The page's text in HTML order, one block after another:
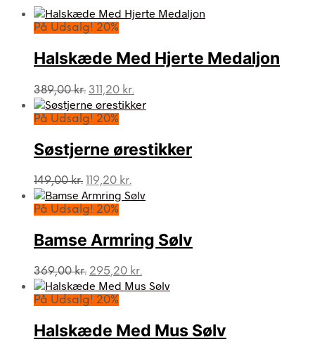
På Udsalg! 20%
Halskæde Med Hjerte Medaljon
389,00kr. Den
oprindelige
pris
389,00 kr..
311,20 kr.
aktuelle
311,20 kr..
På Udsalg! 20%
Søstjerne ørestikker
149,00kr. Den
oprindelige
pris
149,00 kr..
119,20 kr.
aktuelle
119,20 kr..
På Udsalg! 20%
Bamse Armring Sølv
369,00kr. Den
oprindelige
pris
369,00 kr..
295,20 kr.
aktuelle
295,20 kr..
På Udsalg! 20%
Halskæde Med Mus Sølv